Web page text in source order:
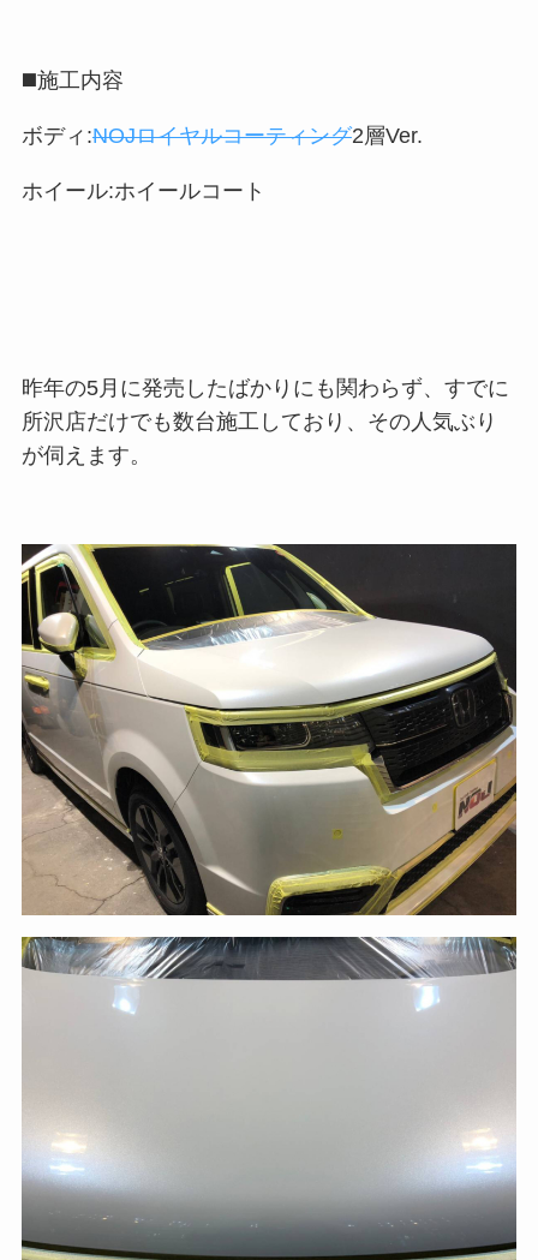
◼️施工内容
ボディ:NOJロイヤルコーティング2層Ver.
ホイール:ホイールコート
昨年の5月に発売したばかりにも関わらず、すでに
所沢店だけでも数台施工しており、その人気ぶり
が伺えます。